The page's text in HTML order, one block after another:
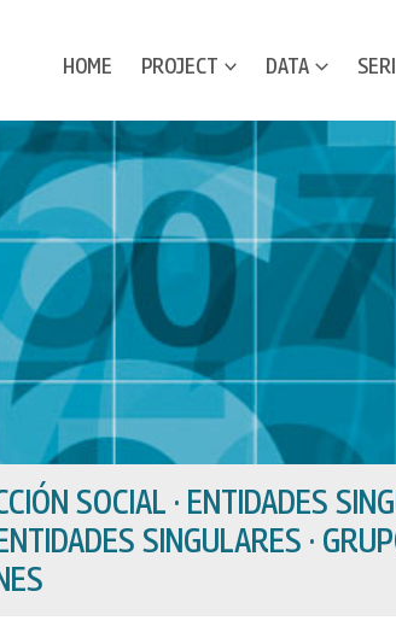
HOME PROJECT DATA
SOCIAL · ENTIDADES
SINGULARES ·